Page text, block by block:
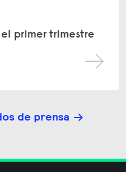
primer trimestre
de prensa